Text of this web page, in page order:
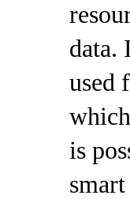
data.
used
is